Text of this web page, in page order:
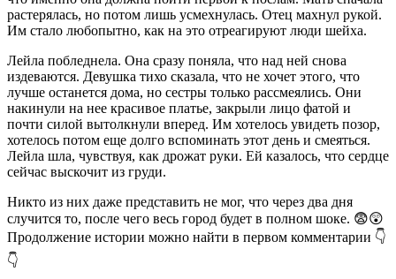
растерялась, но потом лишь усмехнулась. Отец махнул рукой.
Им стало любопытно, как на это отреагируют люди шейха.
Лейла побледнела. Она сразу поняла, что над ней снова
издеваются. Девушка тихо сказала, что не хочет этого, что
лучше останется дома, но сестры только рассмеялись. Они
накинули на нее красивое платье, закрыли лицо фатой и
почти силой вытолкнули вперед. Им хотелось увидеть позор,
хотелось потом еще долго вспоминать этот день и смеяться.
Лейла шла, чувствуя, как дрожат руки. Ей казалось, что сердце
сейчас выскочит из груди.
Никто из них даже представить не мог, что через два дня
случится то, после чего весь город будет в полном шоке. 😨😲
Продолжение истории можно найти в первом комментарии 👇
👇